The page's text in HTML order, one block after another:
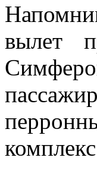
вылет